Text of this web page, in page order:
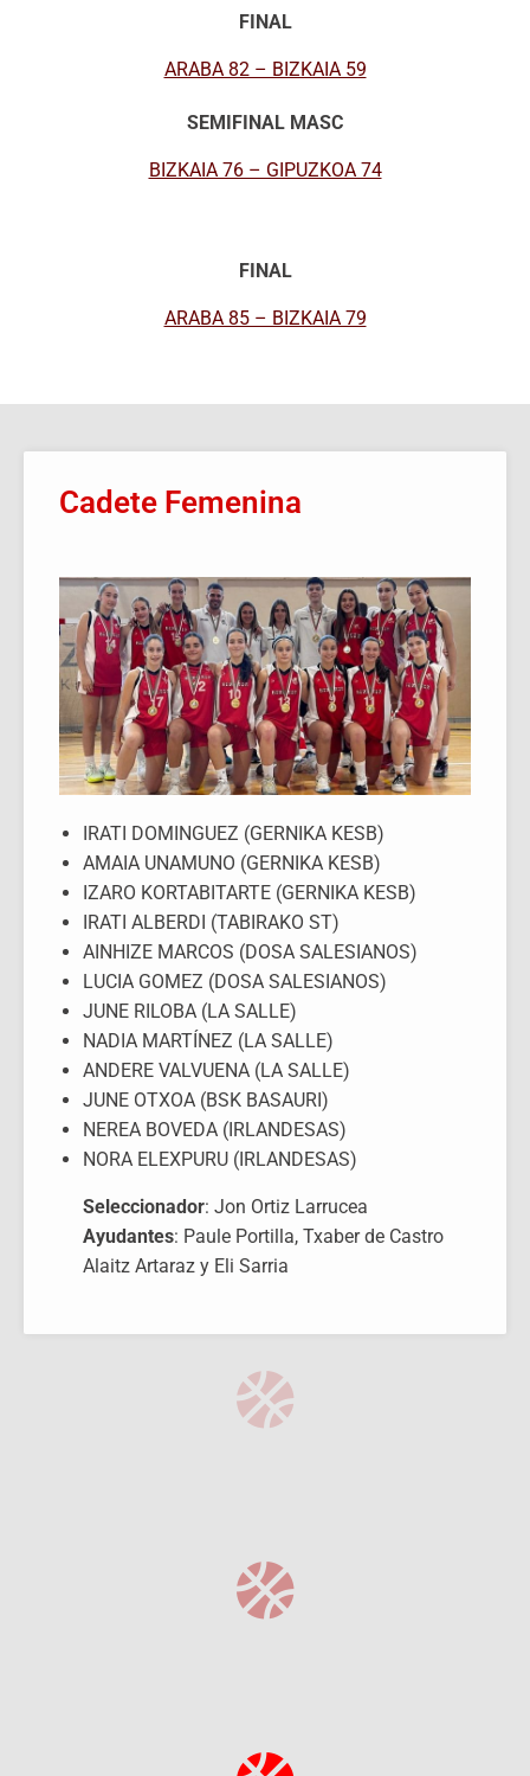
FINAL
ARABA 82 – BIZKAIA 59
SEMIFINAL MASC
BIZKAIA 76 – GIPUZKOA 74
FINAL
ARABA 85 – BIZKAIA 79
Cadete Femenina
IRATI DOMINGUEZ (GERNIKA KESB)
AMAIA UNAMUNO (GERNIKA KESB)
IZARO KORTABITARTE (GERNIKA KESB)
IRATI ALBERDI (TABIRAKO ST)
AINHIZE MARCOS (DOSA SALESIANOS)
LUCIA GOMEZ (DOSA SALESIANOS)
JUNE RILOBA (LA SALLE)
NADIA MARTÍNEZ (LA SALLE)
ANDERE VALVUENA (LA SALLE)
JUNE OTXOA (BSK BASAURI)
NEREA BOVEDA (IRLANDESAS)
NORA ELEXPURU (IRLANDESAS)
Seleccionador: Jon Ortiz Larrucea
Ayudantes: Paule Portilla, Txaber de Castro
Alaitz Artaraz y Eli Sarria